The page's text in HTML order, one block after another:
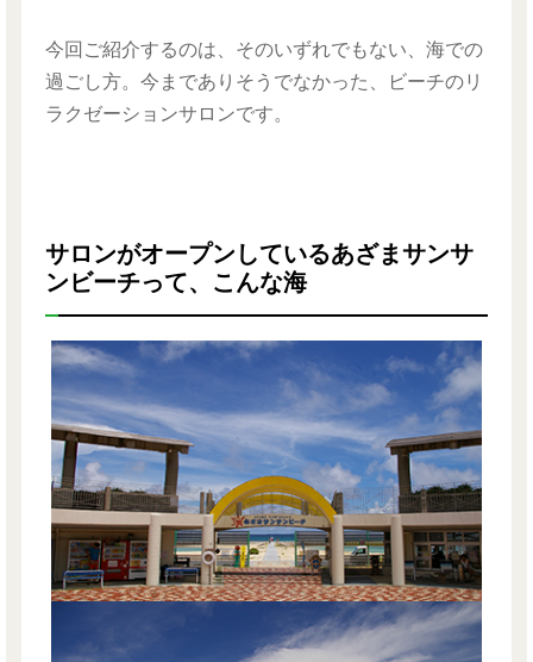
今回ご紹介するのは、そのいずれでもない、海での
過ごし方。今までありそうでなかった、ビーチのリ
ラクゼーションサロンです。
サロンがオープンしているあざまサンサ
ンビーチって、こんな海